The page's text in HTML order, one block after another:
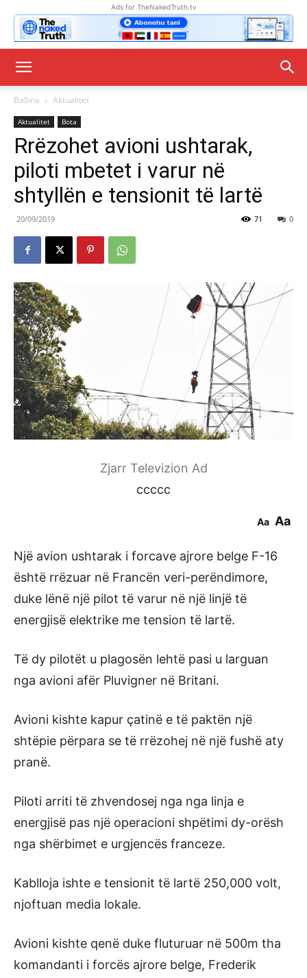
Ads for TheNakedTruth.tv
Ballina Aktualitet
Aktualitet Bota
Rrëzohet avioni ushtarak,
piloti mbetet i varur në
shtyllën e tensionit të lartë
20/09/2019 0
71
Zjarr Televizion Ad
ccccc
Aa Aa
Një avion ushtarak i forcave ajrore belge F-16
është rrëzuar në Francën veri-perëndimore,
duke lënë një pilot të varur në një linjë të
energjisë elektrike me tension të lartë.
Të dy pilotët u plagosën lehtë pasi u larguan
nga avioni afër Pluvigner në Britani.
Avioni kishte kapur çatinë e të paktën një
shtëpie përpara se të rrëzohej në një fushë aty
pranë.
Piloti arriti të zhvendosej nga nga linja e
energjisë pas një operacioni shpëtimi dy-orësh
nga shërbimet e urgjencës franceze.
Kablloja ishte e tensionit të lartë 250,000 volt,
njoftuan media lokale.
Avioni kishte qenë duke fluturuar në 500m tha
komandanti i forcës ajrore belge, Frederik